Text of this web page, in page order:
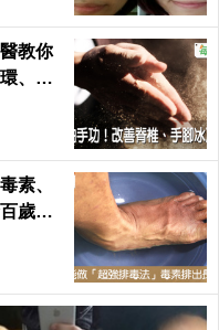
教你
、活
素、
歲｜